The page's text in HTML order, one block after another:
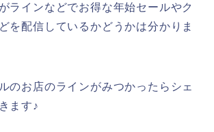
ラインなどでお得な年始セールやク
を配信しているかどうかは分かりま
のお店のラインがみつかったらシェ
ます♪